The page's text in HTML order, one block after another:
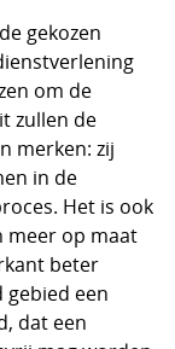
gekozen
om de
zullen de
merken: zij
in de
Het is ook
meer op maat
beter
een
dat een